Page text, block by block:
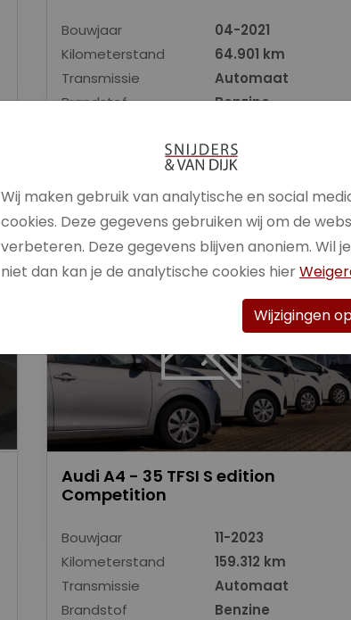
Bouwjaar
04-2021
Kilometerstand
64.901 km
Transmissie
Automaat
Brandstof
Benzine
Bekijk auto
Audi A4 - 35 TFSI S edition
Competition
Bouwjaar
11-2023
Kilometerstand
159.312 km
Transmissie
Automaat
Brandstof
Benzine
Wij maken gebruik van analytische en social
cookies. Deze gegevens gebruiken wij om de
verbeteren. Deze gegevens blijven anoniem. Wil
niet dan kan je de analytische cookies hier
Wijzigingen